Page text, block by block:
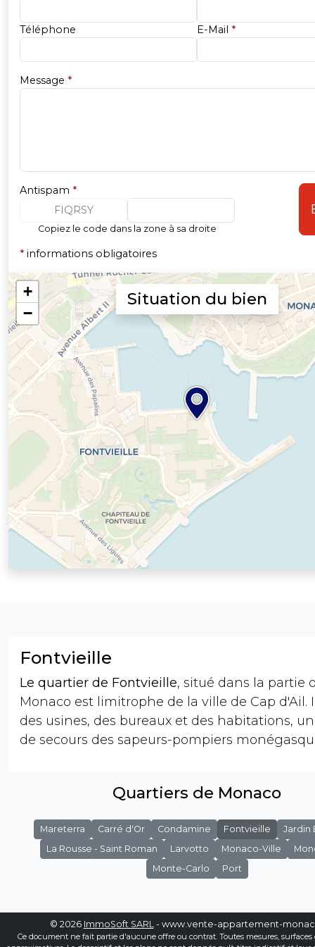
Téléphone E-Mail *
Message *
Antispam *
FIQRSY
Copiez le code dans la zone à sa droite
* informations obligatoires
Situation du bien
Fontvieille
Le quartier de Fontvieille, situé dans la partie
Monaco est limitrophe de la ville de Cap d'Ail.
des usines, des bureaux et des habitations,
de secours des sapeurs-pompiers
Quartiers de Monaco
Mareterra Carré d'Or Condamine Fontvieille
Jardin
La Rousse - Saint Roman
Larvotto Monaco-Ville
Monte-Carlo
Port
© 2026 ImmoSoft SARL- www.vente-appartement-
Ce document ne fait partie d'aucune offre ou contrat. Toutes mesures, surfaces